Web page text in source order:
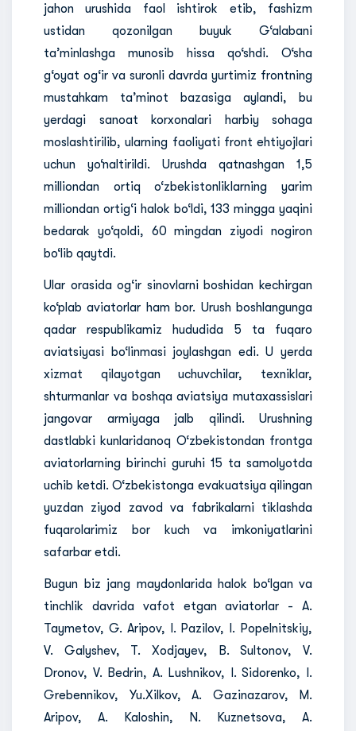
jahon urushida faol ishtirok etib, fashizm
ustidan qozonilgan buyuk G‘alabani
ta’minlashga munosib hissa qo‘shdi. O‘sha
g‘oyat og‘ir va suronli davrda yurtimiz frontning
mustahkam ta’minot bazasiga aylandi, bu
yerdagi sanoat korxonalari harbiy sohaga
moslashtirilib, ularning faoliyati front ehtiyojlari
uchun yo‘naltirildi. Urushda qatnashgan 1,5
milliondan ortiq o‘zbekistonliklarning yarim
milliondan ortig‘i halok bo‘ldi, 133 mingga yaqini
bedarak yo‘qoldi, 60 mingdan ziyodi nogiron
bo‘lib qaytdi.
Ular orasida og‘ir sinovlarni boshidan kechirgan
ko‘plab aviatorlar ham bor. Urush boshlangunga
qadar respublikamiz hududida 5 ta fuqaro
aviatsiyasi bo‘linmasi joylashgan edi. U yerda
xizmat qilayotgan uchuvchilar, texniklar,
shturmanlar va boshqa aviatsiya mutaxassislari
jangovar armiyaga jalb qilindi. Urushning
dastlabki kunlaridanoq O‘zbekistondan frontga
aviatorlarning birinchi guruhi 15 ta samolyotda
uchib ketdi. O‘zbekistonga evakuatsiya qilingan
yuzdan ziyod zavod va fabrikalarni tiklashda
fuqarolarimiz bor kuch va imkoniyatlarini
safarbar etdi.
Bugun biz jang maydonlarida halok bo‘lgan va
tinchlik davrida vafot etgan aviatorlar - A.
Taymetov, G. Aripov, I. Pazilov, I. Popelnitskiy,
V. Galyshev, T. Xodjayev, B. Sultonov, V.
Dronov, V. Bedrin, A. Lushnikov, I. Sidorenko, I.
Grebennikov, Yu.Xilkov, A. Gazinazarov, M.
Aripov, A. Kaloshin, N. Kuznetsova, A.